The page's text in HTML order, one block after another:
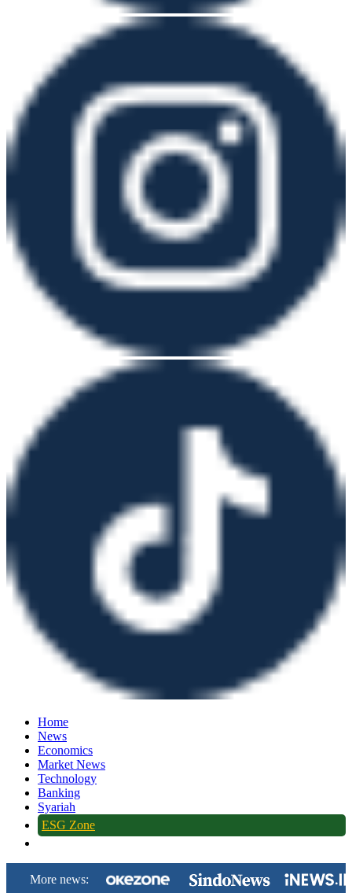
Home
News
Economics
Market News
Technology
Banking
Syariah
ESG Zone
More news: